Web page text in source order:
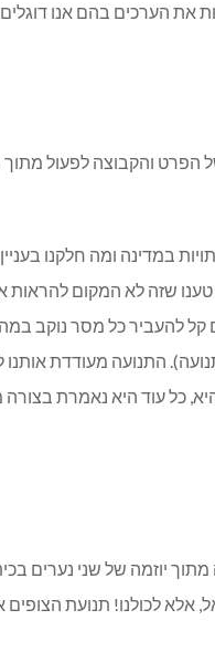
את הערכים בהם אנו
של הפרט והקבוצה
במדינה ומה חלקנו
שזה לא המקום
להעביר כל מסר נוקב
התנועה מעודדת אותנו
כל עוד היא נאמרת בצורה
יוזמה של שני נערים
אלא לכולנו! תנועת